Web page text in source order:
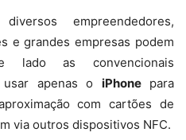
empreendedores,
e grandes empresas podem
lado as convencionais
apenas o iPhonepara
com cartões de
via outros dispositivos NFC.